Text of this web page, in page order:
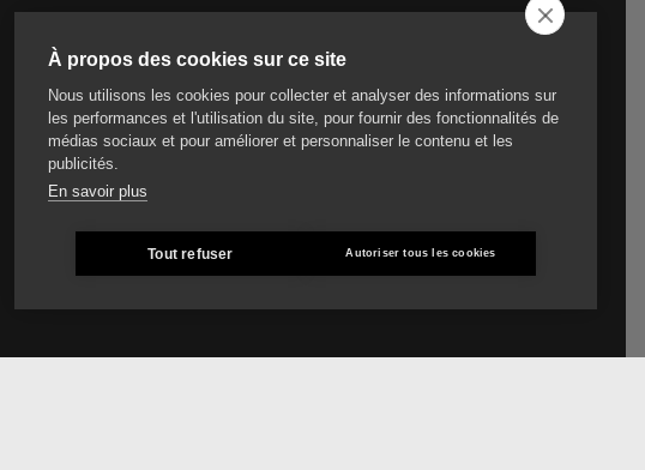
À propos des cookies sur ce site
Nous utilisons les cookies pour collecter et analyser des informations sur
les performances et l'utilisation du site, pour fournir des fonctionnalités de
médias sociaux et pour améliorer et personnaliser le contenu et les
publicités.
En savoir plus
Tout refuser Autoriser tous les cookies